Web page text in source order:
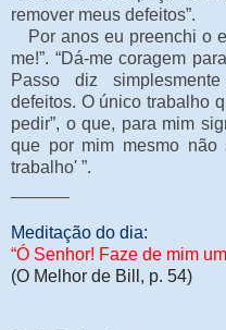
remover meus defeitos”.
Por anos eu preenchi o
me!”. “Dá-me coragem
Passo diz
defeitos. O único trabalho
pedir”, o que, para mim
que por mim mesmo
trabalho' ”.
Meditação do dia:
“Ó Senhor! Faze de mim
(O Melhor de Bill, p. 54)